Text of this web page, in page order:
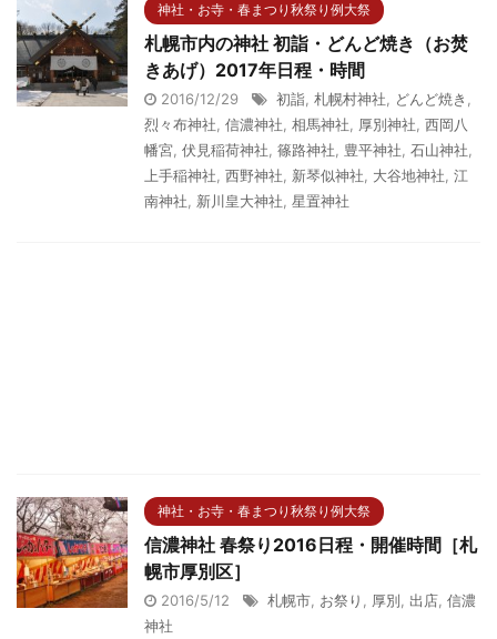
神社・お寺・春まつり秋祭り例大祭
札幌市内の神社 初詣・どんど焼き（お焚
きあげ）2017年日程・時間
2016/12/29 初詣, 札幌村神社, どんど焼き ,
烈々布神社, 信濃神社, 相馬神社, 厚別神社, 西岡八
幡宮, 伏見稲荷神社, 篠路神社, 豊平神社, 石山神社,
上手稲神社, 西野神社, 新琴似神社, 大谷地神社, 江
南神社, 新川皇大神社, 星置神社
神社・お寺・春まつり秋祭り例大祭
信濃神社 春祭り2016日程・開催時間［札
幌市厚別区］
2016/5/12 札幌市, お祭り , 厚別, 出店, 信濃
神社